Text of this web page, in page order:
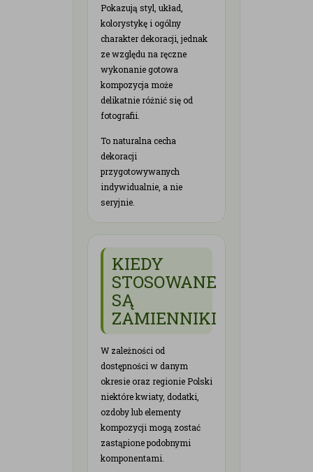
Pokazują styl, układ,
kolorystykę i ogólny
charakter dekoracji, jednak
ze względu na ręczne
wykonanie gotowa
kompozycja może
delikatnie różnić się od
fotografii.
To naturalna cecha
dekoracji
przygotowywanych
indywidualnie, a nie
seryjnie.
KIEDY
STOSOWANE
SĄ
ZAMIENNIKI
W zależności od
dostępności w danym
okresie oraz regionie Polski
niektóre kwiaty, dodatki,
ozdoby lub elementy
kompozycji mogą zostać
zastąpione podobnymi
komponentami.